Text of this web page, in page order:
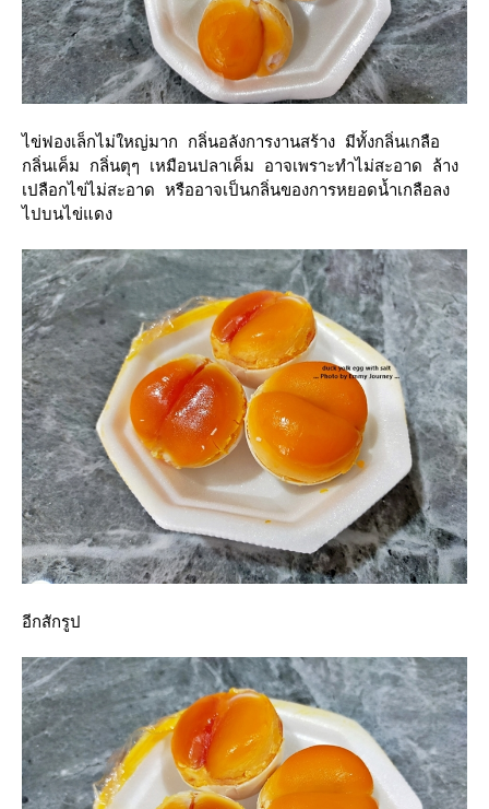
ไข่ฟองเล็กไม่ใหญ่มาก กลิ่นอลังการงานสร้าง มีทั้งกลิ่นเกลือ
กลิ่นเค็ม กลิ่นตุๆ เหมือนปลาเค็ม อาจเพราะทำไม่สะอาด ล้าง
เปลือกไข่ไม่สะอาด หรืออาจเป็นกลิ่นของการหยอดน้ำเกลือลง
ไปบนไข่แดง
อีกสักรูป